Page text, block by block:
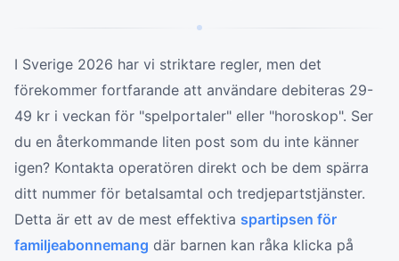
I Sverige 2026 har vi striktare regler, men det
förekommer fortfarande att användare debiteras 29-
49 kr i veckan för "spelportaler" eller "horoskop". Ser
du en återkommande liten post som du inte känner
igen? Kontakta operatören direkt och be dem spärra
ditt nummer för betalsamtal och tredjepartstjänster.
Detta är ett av de mest effektiva spartipsen för
familjeabonnemang där barnen kan råka klicka på